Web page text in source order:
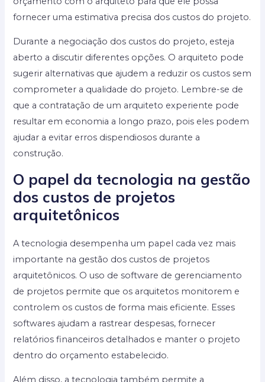
fornecer uma estimativa precisa dos custos do projeto.
Durante a negociação dos custos do projeto, esteja
aberto a discutir diferentes opções. O arquiteto pode
sugerir alternativas que ajudem a reduzir os custos sem
comprometer a qualidade do projeto. Lembre-se de
que a contratação de um arquiteto experiente pode
resultar em economia a longo prazo, pois eles podem
ajudar a evitar erros dispendiosos durante a
construção.
O papel da tecnologia na gestão
dos custos de projetos
arquitetônicos
A tecnologia desempenha um papel cada vez mais
importante na gestão dos custos de projetos
arquitetônicos. O uso de software de gerenciamento
de projetos permite que os arquitetos monitorem e
controlem os custos de forma mais eficiente. Esses
softwares ajudam a rastrear despesas, fornecer
relatórios financeiros detalhados e manter o projeto
dentro do orçamento estabelecido.
Além disso, a tecnologia também permite a